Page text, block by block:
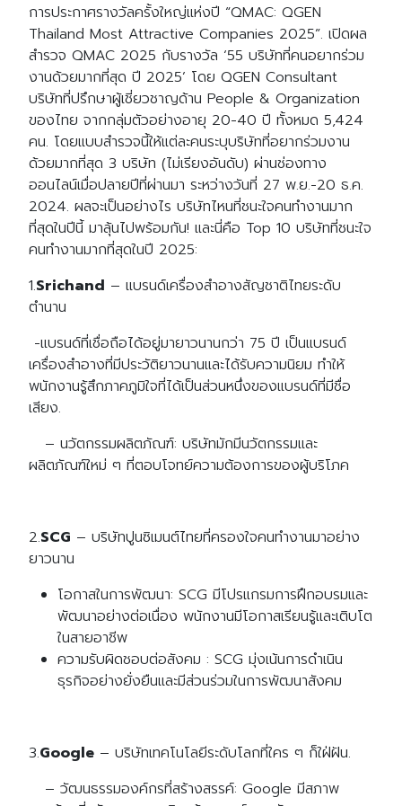
การประกาศรางวัลครั้งใหญ่แห่งปี “QMAC: QGEN
Thailand Most Attractive Companies 2025”. เปิดผล
สำรวจ QMAC 2025 กับรางวัล ‘55 บริษัทที่คนอยากร่วม
งานด้วยมากที่สุด ปี 2025’ โดย QGEN Consultant
บริษัทที่ปรึกษาผู้เชี่ยวชาญด้าน People & Organization
ของไทย จากกลุ่มตัวอย่างอายุ 20-40 ปี ทั้งหมด 5,424
คน. โดยแบบสำรวจนี้ให้แต่ละคนระบุบริษัทที่อยากร่วมงาน
ด้วยมากที่สุด 3 บริษัท (ไม่เรียงอันดับ) ผ่านช่องทาง
ออนไลน์เมื่อปลายปีที่ผ่านมา ระหว่างวันที่ 27 พ.ย.-20 ธ.ค.
2024. ผลจะเป็นอย่างไร บริษัทไหนที่ชนะใจคนทำงานมาก
ที่สุดในปีนี้ มาลุ้นไปพร้อมกัน! และนี่คือ Top 10 บริษัทที่ชนะใจ
คนทำงานมากที่สุดในปี 2025:
1.Srichand – แบรนด์เครื่องสำอางสัญชาติไทยระดับ
ตำนาน
-แบรนด์ที่เชื่อถือได้อยู่มายาวนานกว่า 75 ปี เป็นแบรนด์
เครื่องสำอางที่มีประวัติยาวนานและได้รับความนิยม ทำให้
พนักงานรู้สึกภาคภูมิใจที่ได้เป็นส่วนหนึ่งของแบรนด์ที่มีชื่อ
เสียง.
– นวัตกรรมผลิตภัณฑ์: บริษัทมักมีนวัตกรรมและ
ผลิตภัณฑ์ใหม่ ๆ ที่ตอบโจทย์ความต้องการของผู้บริโภค
2.SCG – บริษัทปูนซิเมนต์ไทยที่ครองใจคนทำงานมาอย่าง
ยาวนาน
โอกาสในการพัฒนา: SCG มีโปรแกรมการฝึกอบรมและ
พัฒนาอย่างต่อเนื่อง พนักงานมีโอกาสเรียนรู้และเติบโต
ในสายอาชีพ
ความรับผิดชอบต่อสังคม : SCG มุ่งเน้นการดำเนิน
ธุรกิจอย่างยั่งยืนและมีส่วนร่วมในการพัฒนาสังคม
3.Google – บริษัทเทคโนโลยีระดับโลกที่ใคร ๆ ก็ใฝ่ฝัน.
– วัฒนธรรมองค์กรที่สร้างสรรค์: Google มีสภาพ